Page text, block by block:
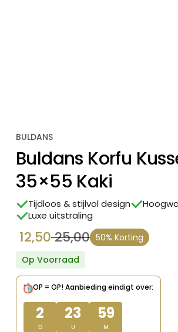
BULDANS
Buldans Korfu
35×55 Kaki
Tijdloos & stijlvol design
Luxe uitstraling
25,00
Oorspronkelijke
prijs
was:
€ 25,00.
12,50
Huidige
prijs
is:
€ 12,50.
50% Korting
Op Voorraad
OP = OP!Aanbieding eindigt over:
2
D
23
U
59
M